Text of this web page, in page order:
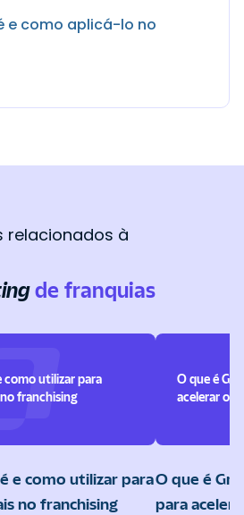
e como aplicá-lo no
relacionados à
de franquias
como utilizar para
franchising
e como utilizar para
no franchising
O que é
acelerar o
O que é
para